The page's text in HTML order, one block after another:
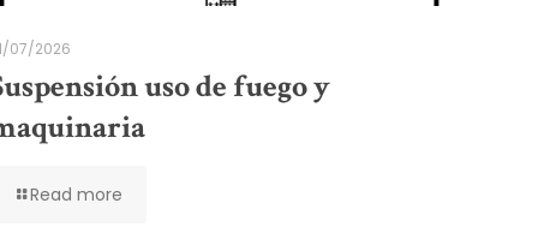
07/2026
uso de fuego y
Read more